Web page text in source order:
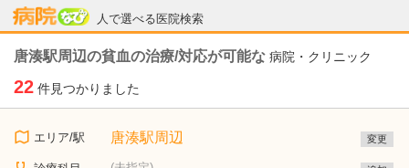
人で選べる医院検索
病院なび
唐湊駅周辺の貧血の治療/対応が可能な 病院・クリニック
22 件見つかりました
エリア/駅 唐湊駅周辺 変更